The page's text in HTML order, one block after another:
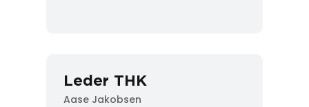
Leder THK
Aase Jakobsen